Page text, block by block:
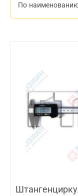
По